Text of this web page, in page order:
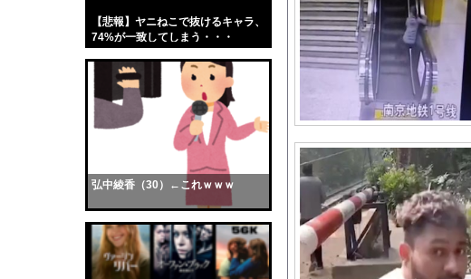
【悲報】ヤニねこで抜けるキャラ、
74%が一致してしまう・・・
弘中綾香（30）←これｗｗｗ
ウクライナがモスクワに向けて初
【最終日】『巨人の星』『あした
【画像】エチビデ女優さん、番組
高崎春アナ お尻に下着が浮き出て
【悲報】韓国、ロシアウクライナ
トー横キッズ、大人に失望してし
【画像】おまえらくんの机がこの
【画像】この女優さん、可愛すぎる
【朗報】齋藤飛鳥、前屈みで完全
【画像】おまえらこういう地雷系